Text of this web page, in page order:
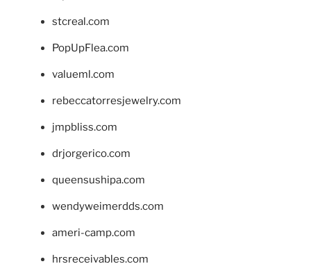
stcreal.com
PopUpFlea.com
valueml.com
rebeccatorresjewelry.com
jmpbliss.com
drjorgerico.com
queensushipa.com
wendyweimerdds.com
ameri-camp.com
hrsreceivables.com